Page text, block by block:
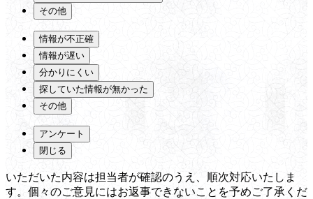
その他
情報が不正確
情報が遅い
分かりにくい
探していた情報が無かった
その他
アンケート
閉じる
いただいた内容は担当者が確認のうえ、順次対応いたしま
す。個々のご意見にはお返事できないことを予めご了承くだ